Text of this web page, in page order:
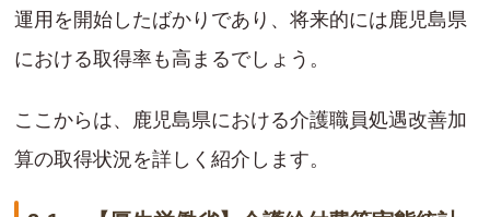
運用を開始したばかりであり、将来的には鹿児島県
における取得率も高まるでしょう。
ここからは、鹿児島県における介護職員処遇改善加
算の取得状況を詳しく紹介します。